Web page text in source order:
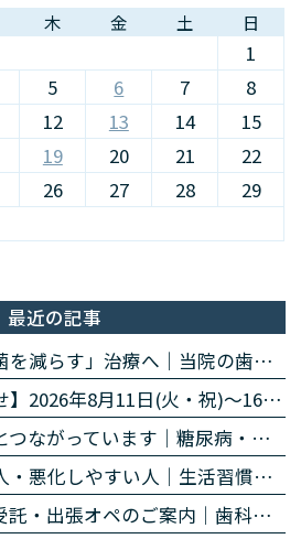
木 金 土 日
1
5 6 7
8
12 13 14
15
19 20 21
22
26 27 28
29
最近の記事
歯周病は「短期間で菌を減らす」治療へ｜当院の歯周病除菌プログラム
【夏期休暇のお知らせ】2026年8月11日(火・祝)〜16日(日)
歯周病は全身の病気とつながっています｜糖尿病・心臓・誤嚥性肺炎・認知症との関係｜名古屋・栄の高山歯科室
歯周病になりやすい人・悪化しやすい人｜生活習慣・持病・お薬のリスク因子｜名古屋・栄の高山歯科室
インプラント手術の受託・出張オペのご案内｜歯科医師の先生方へ